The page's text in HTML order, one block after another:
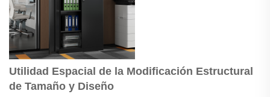
Utilidad Espacial de la Modificación Estructural
de Tamaño y Diseño